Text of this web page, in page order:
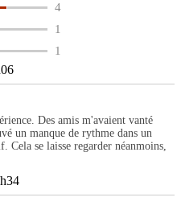
4
1
1
Des amis m'avaient vanté
un manque de rythme dans un
Cela se laisse regarder néanmoins,